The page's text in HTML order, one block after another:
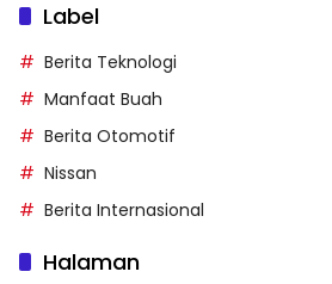
Label
Berita Teknologi
Manfaat Buah
Berita Otomotif
Nissan
Berita Internasional
Halaman